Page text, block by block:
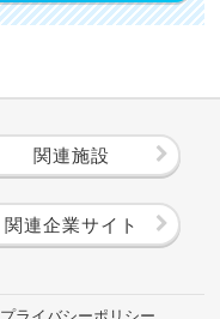
関連施設
関連企業サイト